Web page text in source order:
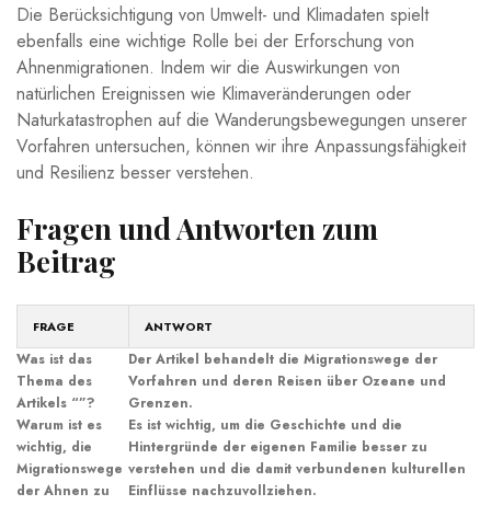
Die ⁢Berücksichtigung von ‍Umwelt- ⁢und Klimadaten spielt​
ebenfalls⁣ eine wichtige Rolle bei der Erforschung von
Ahnenmigrationen. Indem wir die Auswirkungen von
natürlichen Ereignissen‍ wie Klimaveränderungen oder
Naturkatastrophen ‍auf die⁣ Wanderungsbewegungen unserer⁢
Vorfahren untersuchen, können ⁣wir ihre ​Anpassungsfähigkeit
und Resilienz besser verstehen.
Fragen und Antworten⁣ zum
Beitrag
FRAGE ANTWORT
Was ist das‍
Thema des
‍Artikels “”?
Der Artikel ⁤behandelt die Migrationswege der
Vorfahren und deren Reisen über Ozeane und
Grenzen.
Warum ist ⁤es
wichtig, die
Migrationswege
der ​Ahnen zu
Es ist wichtig, um‌ die Geschichte ⁤und ⁢die
Hintergründe ‌der​ eigenen Familie⁣ besser zu⁤
verstehen und die⁤ damit verbundenen ⁣kulturellen
Einflüsse nachzuvollziehen.